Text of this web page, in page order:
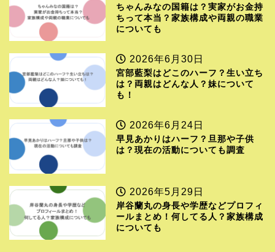
ちゃんみなの国籍は？実家がお金持
ちって本当？家族構成や両親の職業
についても
2026年6月30日
宮部藍梨はどこのハーフ？生い立ち
は？両親はどんな人？妹について
も！
2026年6月24日
早見あかりはハーフ？旦那や子供
は？現在の活動についても調査
2026年5月29日
岸谷蘭丸の身長や学歴などプロフィ
ールまとめ！何してる人？家族構成
についても